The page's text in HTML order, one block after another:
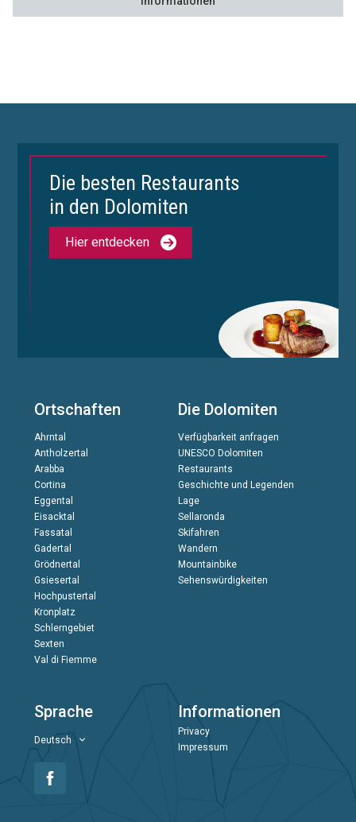
Die besten Restaurants
in den Dolomiten
Hier entdecken
Ortschaften
Ahrntal
Antholzertal
Arabba
Cortina
Eggental
Eisacktal
Fassatal
Gadertal
Grödnertal
Gsiesertal
Hochpustertal
Kronplatz
Schlerngebiet
Sexten
Val di Fiemme
Die Dolomiten
Verfügbarkeit anfragen
UNESCO Dolomiten
Restaurants
Geschichte und Legenden
Lage
Sellaronda
Skifahren
Wandern
Mountainbike
Sehenswürdigkeiten
Sprache
Deutsch
Informationen
Privacy
Impressum